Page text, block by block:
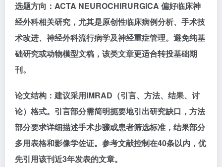
选题方向： ACTA NEUROCHIRURGICA 偏好临床神
经外科相关研究，尤其是原创性临床病例分析、手术技
术改进、神经外科流行病学及神经重症管理。避免纯基
础研究或动物模型文稿，该类文章更适合转投基础期
刊。
论文结构： 建议采用IMRAD（引言、方法、结果、讨
论）格式。引言部分需简明扼要地引出研究缺口，方法
部分要求详细描述手术步骤或患者筛选标准，结果部分
多用表格和影像学佐证。参考文献控制在40条以内，优
先引用该刊近3年发表的文章。